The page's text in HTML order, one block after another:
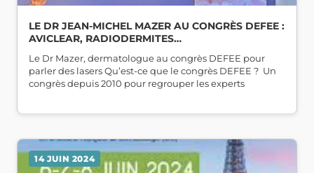
LE DR JEAN-MICHEL MAZER AU CONGRÈS DEFEE :
AVICLEAR, RADIODERMITES…
Le Dr Mazer, dermatologue au congrès DEFEE pour
parler des lasers Qu’est-ce que le congrès DEFEE ? Un
congrès depuis 2010 pour regrouper les experts
14 JUIN 2024